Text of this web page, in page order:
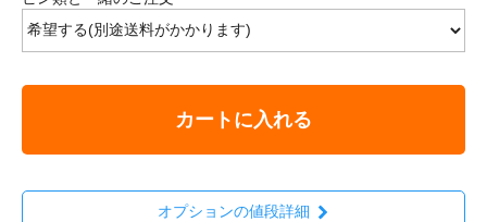
カートに入れる
オプションの値段詳細